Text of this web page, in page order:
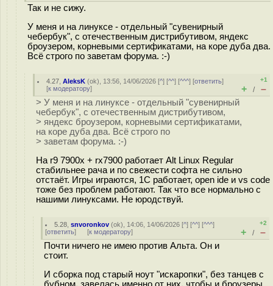
Так и не сижу.
У меня и на линуксе - отдельный "сувенирный
чебербук", с отечественным дистрибутивом, яндекс
броузером, корневыми сертификатами, на коре дуба два.
Всё строго по заветам форума. :-)
4.27 ,AleksK (ok), 13:56, 14/06/2026 [^] [^^] [^^^] [ответить]
[к модератору]
+1
+ / –
> У меня и на линуксе - отдельный "сувенирный
чебербук", с отечественным дистрибутивом,
> яндекс броузером, корневыми сертификатами,
на коре дуба два. Всё строго по
> заветам форума. :-)
На r9 7900x + rx7900 работает Alt Linux Regular
стабильнее рача и по свежести софта не сильно
отстаёт. Игры играются, 1С работает, open ide и vs code
тоже без проблем работают. Так что все нормально с
нашими линуксами. Не юродствуй.
5.28 ,snvoronkov (ok), 14:06, 14/06/2026 [^] [^^] [^^^]
[ответить] [к модератору]
+2
+ / –
Почти ничего не имею против Альта. Он и
стоит.
И сборка под старый ноут "искаропки", без танцев с